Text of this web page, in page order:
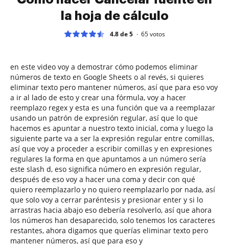
la hoja de cálculo
4.8 de 5 65votos
en este video voy a demostrar cómo podemos eliminar
números de texto en Google Sheets o al revés, si quieres
eliminar texto pero mantener números, así que para eso voy
a ir al lado de esto y crear una fórmula, voy a hacer
reemplazo regex y esta es una función que va a reemplazar
usando un patrón de expresión regular, así que lo que
hacemos es apuntar a nuestro texto inicial, coma y luego la
siguiente parte va a ser la expresión regular entre comillas,
así que voy a proceder a escribir comillas y en expresiones
regulares la forma en que apuntamos a un número sería
este slash d, eso significa número en expresión regular,
después de eso voy a hacer una coma y decir con qué
quiero reemplazarlo y no quiero reemplazarlo por nada, así
que solo voy a cerrar paréntesis y presionar enter y si lo
arrastras hacia abajo eso debería resolverlo, así que ahora
los números han desaparecido, solo tenemos los caracteres
restantes, ahora digamos que querías eliminar texto pero
mantener números, así que para eso y